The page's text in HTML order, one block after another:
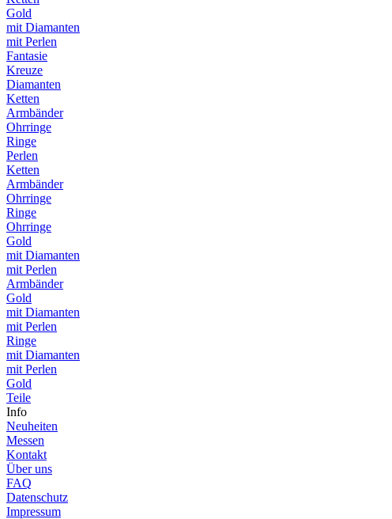
Gold
mit Diamanten
mit Perlen
Fantasie
Kreuze
Diamanten
Ketten
Armbänder
Ohrringe
Ringe
Perlen
Ketten
Armbänder
Ohrringe
Ringe
Ohrringe
Gold
mit Diamanten
mit Perlen
Armbänder
Gold
mit Diamanten
mit Perlen
Ringe
mit Diamanten
mit Perlen
Gold
Teile
Info
Neuheiten
Messen
Kontakt
Über uns
FAQ
Datenschutz
Impressum